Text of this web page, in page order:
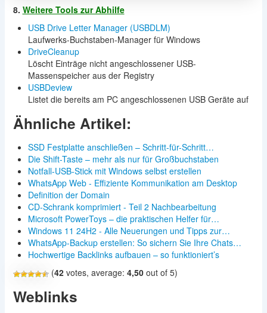
8. Weitere Tools zur Abhilfe
USB Drive Letter Manager (USBDLM)
Laufwerks-Buchstaben-Manager für Windows
DriveCleanup
Löscht Einträge nicht angeschlossener USB-
Massenspeicher aus der Registry
USBDeview
Listet die bereits am PC angeschlossenen USB Geräte auf
Ähnliche Artikel:
SSD Festplatte anschließen – Schritt-für-Schritt…
Die Shift-Taste – mehr als nur für Großbuchstaben
Notfall-USB-Stick mit Windows selbst erstellen
WhatsApp Web - Effiziente Kommunikation am Desktop
Definition der Domain
CD-Schrank komprimiert - Teil 2 Nachbearbeitung
Microsoft PowerToys – die praktischen Helfer für…
Windows 11 24H2 - Alle Neuerungen und Tipps zur…
WhatsApp-Backup erstellen: So sichern Sie Ihre Chats…
Hochwertige Backlinks aufbauen – so funktioniert’s
(42votes, average: 4,50out of 5)
Weblinks